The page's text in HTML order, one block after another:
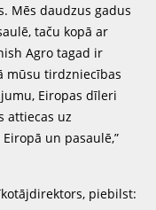
Mēs daudzus gadus
taču kopā ar
Agro tagad ir
mūsu tirdzniecības
Eiropas dīleri
attiecas uz
un pasaulē,”
piebilst: